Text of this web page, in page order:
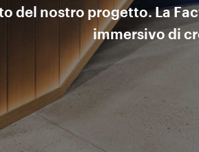
del nostro progetto. La
immersivo di